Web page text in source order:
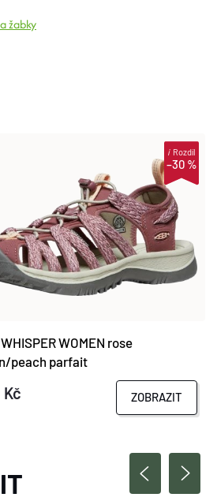
žabky
–30 %
iRozdíl
WOMEN rose
peach parfait
Kč ZOBRAZIT